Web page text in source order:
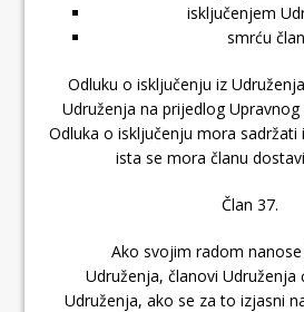
isključenjem
smrću
Odluku o isključenju iz
Udruženja na prijedlog
Odluka o isključenju mora sadržati
ista se mora članu
Član 37.
Ako svojim radom nanose
Udruženja, članovi Udruženja
Udruženja, ako se za to izjasni